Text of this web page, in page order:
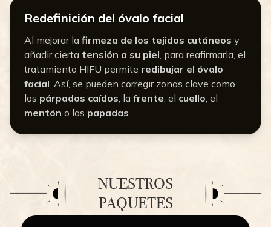
Redefinición del óvalo facial
Al mejorar la firmeza de los tejidos cutáneos y
añadir cierta tensión a su piel, para reafirmarla, el
tratamiento HIFU permite redibujar el óvalo
facial. Así, se pueden corregir zonas clave como
los párpados caídos, la frente, el cuello, el
mentón o las papadas.
NUESTROS
PAQUETES